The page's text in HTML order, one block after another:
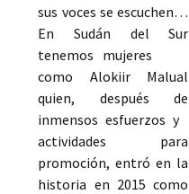
sus voces se escuchen…
En Sudán del Sur
tenemos mujeres
como Alokiir Malual
quien, después de
inmensos esfuerzos y
actividades para
promoción, entró en la
historia en 2015 como